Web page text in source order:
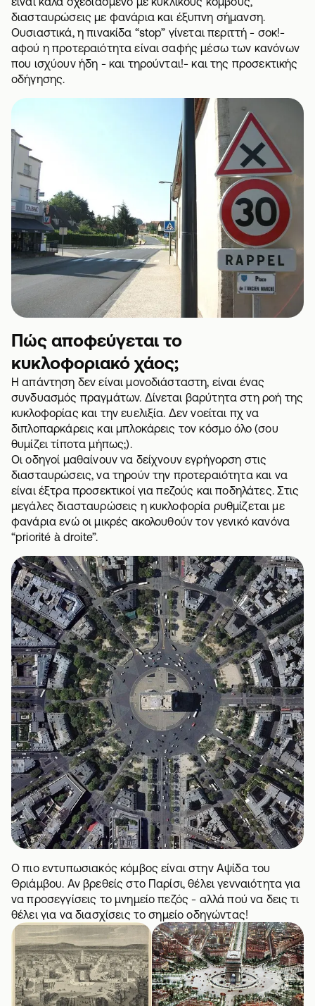
διασταυρώσεις με φανάρια και έξυπνη σήμανση.
Ουσιαστικά, η πινακίδα “stop” γίνεται περιττή - σοκ!-
αφού η προτεραιότητα είναι σαφής μέσω των κανόνων
που ισχύουν ήδη - και τηρούνται!- και της προσεκτικής
οδήγησης.
Πώς αποφεύγεται το
κυκλοφοριακό χάος;
Η απάντηση δεν είναι μονοδιάσταστη, είναι ένας
συνδυασμός πραγμάτων. Δίνεται βαρύτητα στη ροή της
κυκλοφορίας και την ευελιξία. Δεν νοείται πχ να
διπλοπαρκάρεις και μπλοκάρεις τον κόσμο όλο (σου
θυμίζει τίποτα μήπως;).
Οι οδηγοί μαθαίνουν να δείχνουν εγρήγορση στις
διασταυρώσεις, να τηρούν την προτεραιότητα και να
είναι έξτρα προσεκτικοί για πεζούς και ποδηλάτες. Στις
μεγάλες διασταυρώσεις η κυκλοφορία ρυθμίζεται με
φανάρια ενώ οι μικρές ακολουθούν τον γενικό κανόνα
“priorité à droite”.
Ο πιο εντυπωσιακός κόμβος είναι στην Αψίδα του
Θριάμβου. Αν βρεθείς στο Παρίσι, θέλει γενναιότητα για
να προσεγγίσεις το μνημείο πεζός - αλλά πού να δεις τι
θέλει για να διασχίσεις το σημείο οδηγώντας!